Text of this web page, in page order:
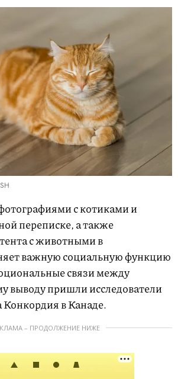
с котиками и
переписке, а также
с животными в
важную социальную функцию
связи между
выводу пришли исследователи
Конкордия в Канаде.
– ПРОДОЛЖЕНИЕ НИЖЕ